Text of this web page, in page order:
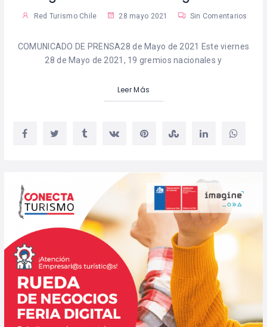
Red Turismo Chile 28 mayo 2021 Sin Comentarios
COMUNICADO DE PRENSA28 de Mayo de 2021 Este viernes
28 de Mayo de 2021, 19 gremios nacionales y
Leer Más